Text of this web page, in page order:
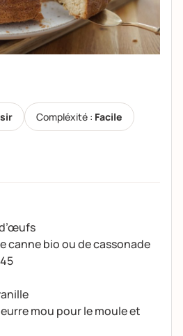
Compléxité : Facile
canne bio ou de cassonade
mou pour le moule et